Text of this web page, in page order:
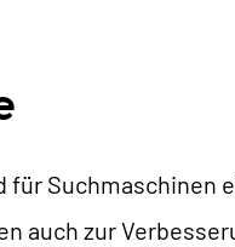
Suchmaschinen
auch zur